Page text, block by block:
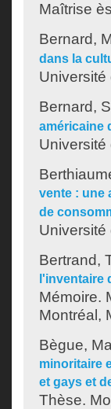
Maîtrise
Bernard,
dans la
Université
Bernard,
américaine
Université
vente : une
de
Université
Bertrand,
l'inventaire
Mémoire.
Montréal,
Bègue,
minoritaire
et gays et
Thèse.